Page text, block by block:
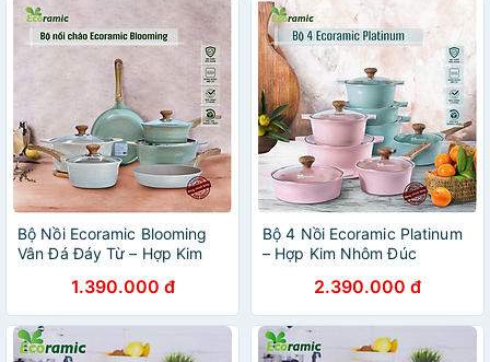
Bộ Nồi Ecoramic Blooming
Vân Đá Đáy Từ – Hợp Kim
Phủ 5 Lớp Nano Ceramic –
Dùng Mọi Loại Bếp (Nồi
24cm, Chảo 24cm, Quánh
18cm)
1.390.000 đ
Bộ 4 Nồi Ecoramic Platinum
– Hợp Kim Nhôm Đúc
Ceramic 2 Mặt – Đáy Từ –
Kèm Đế Lót & Nhấc Nồi –
Chính Hãng
2.390.000 đ